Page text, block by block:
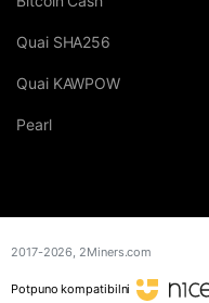
Quai SHA256
Quai KAWPOW
Pearl
2017-2026, 2Miners.com
Potpuno kompatibilni